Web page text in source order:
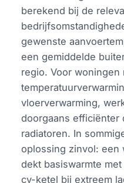
berekend bij de
gewenste
een gemiddelde
regio. Voor woningen
vloerverwarming,
doorgaans efficiënter
radiatoren. In
oplossing zinvol: een
dekt basiswarmte
cv-ketel bij extreem